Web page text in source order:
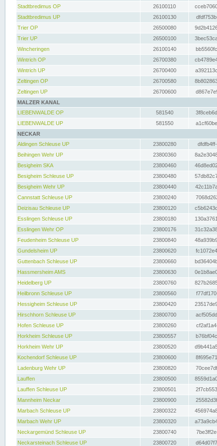
Stadtbredimus OP
26100110
Stadtbredimus UP
26100130
Trier OP
26500080
Trier UP
26500100
Wincheringen
26100140
Wintrich OP
26700380
Wintrich UP
26700400
Zeltingen OP
26700580
Zeltingen UP
26700600
MALZER KANAL
LIEBENWALDE OP
581540
LIEBENWALDE UP
581550
NECKAR
Aldingen Schleuse UP
23800280
Beihingen Wehr UP
23800360
Besigheim SKA
23800460
Besigheim Schleuse UP
23800480
Besigheim Wehr UP
23800440
Cannstatt Schleuse UP
23800240
Deizisau Schleuse UP
23800120
Esslingen Schleuse UP
23800180
Esslingen Wehr OP
23800176
Feudenheim Schleuse UP
23800840
Gundelsheim UP
23800620
Guttenbach Schleuse UP
23800660
Hassmersheim AMS
23800630
Heidelberg UP
23800760
Heilbronn Schleuse UP
23800560
Hessigheim Schleuse UP
23800420
Hirschhorn Schleuse UP
23800700
Hofen Schleuse UP
23800260
Horkheim Schleuse UP
23800557
Horkheim Wehr UP
23800520
Kochendorf Schleuse UP
23800600
Ladenburg Wehr UP
23800820
Lauffen
23800500
Lauffen Schleuse UP
23800501
Mannheim Neckar
23800900
Marbach Schleuse UP
23800322
Marbach Wehr UP
23800320
Neckargemünd Schleuse UP
23800740
Neckarsteinach Schleuse UP
23800720